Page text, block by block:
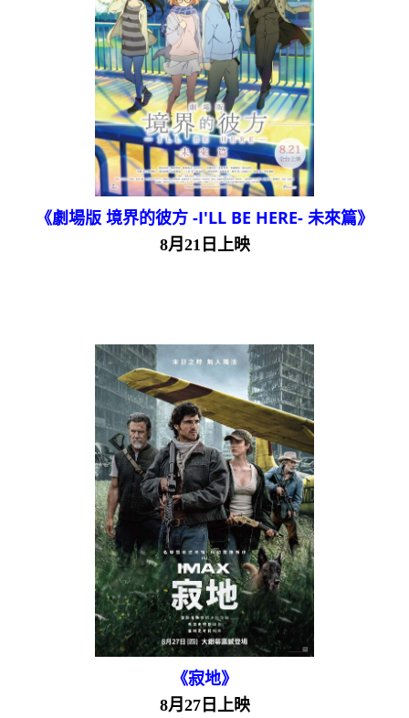
《劇場版 境界的彼方 -I'LL BE HERE- 未來篇》
8月21日上映
《寂地》
8月27日上映